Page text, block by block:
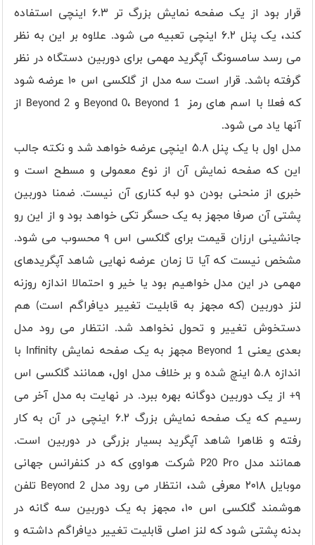
قرار بود از یک صفحه نمایش بزرگ تر ۶.۳ اینچی استفاده
کند، یک پنل ۶.۲ اینچی تعبیه می شود. علاوه بر این به نظر
می رسد سامسونگ آپگرید مهمی برای دوربین دستگاه در نظر
گرفته باشد. قرار است سه مدل از گلکسی اس ۱۰ عرضه شود
که فعلا با اسم های رمز Beyond 0، Beyond 1 و Beyond 2 از
آنها یاد می شود.
مدل اول با یک پنل ۵.۸ اینچی عرضه خواهد شد و نکته جالب
این که صفحه نمایش آن از نوع معمولی و مسطح است و
خبری از منحنی بودن دو لبه کناری آن نیست. ضمنا دوربین
پشتی آن صرفا مجهز به یک حسگر تکی خواهد بود و از این رو
جانشینی ارزان قیمت برای گلکسی اس ۹ محسوب می شود.
مشخص نیست که آیا تا زمان عرضه نهایی شاهد آپگریدهای
مهمی در این مدل خواهیم بود یا خیر و احتمالا اندازه روزنه
لنز دوربین (که مجهز به قابلیت تغییر دیافراگم است) هم
دستخوش تغییر و تحول نخواهد شد. انتظار می رود مدل
بعدی یعنی Beyond 1 مجهز به یک صفحه نمایش Infinity با
اندازه ۵.۸ اینچ شده و بر خلاف مدل اول، همانند گلکسی اس
۹+ از یک دوربین دوگانه بهره ببرد. در نهایت به مدل آخر می
رسیم که یک صفحه نمایش بزرگ ۶.۲ اینچی در آن به کار
رفته و ظاهرا شاهد آپگرید بسیار بزرگی در دوربین است.
همانند مدل P20 Pro شرکت هواوی که در کنفرانس جهانی
موبایل ۲۰۱۸ معرفی شد، انتظار می رود مدل Beyond 2 تلفن
هوشمند گلکسی اس ۱۰، مجهز به یک دوربین سه گانه در
بدنه پشتی شود که لنز اصلی قابلیت تغییر دیافراگم داشته و